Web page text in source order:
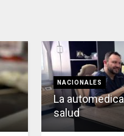
NACIONALES
La
salud